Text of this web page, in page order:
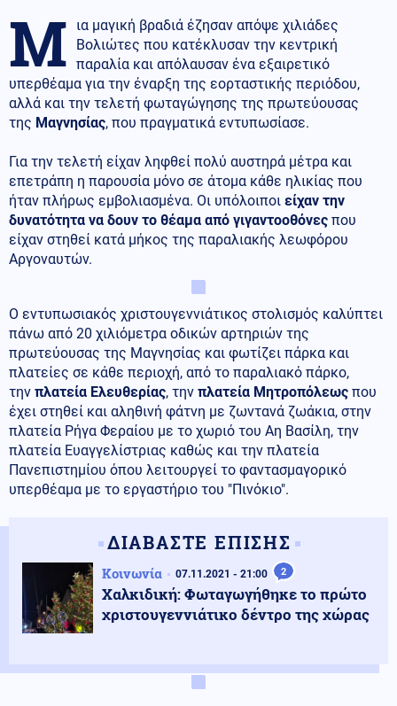
Μ
ια μαγική βραδιά έζησαν απόψε χιλιάδες
Βολιώτες που κατέκλυσαν την κεντρική
παραλία και απόλαυσαν ένα εξαιρετικό
υπερθέαμα για την έναρξη της εορταστικής περιόδου,
αλλά και την τελετή φωταγώγησης της πρωτεύουσας
της Μαγνησίας, που πραγματικά εντυπωσίασε.
Για την τελετή είχαν ληφθεί πολύ αυστηρά μέτρα και
επετράπη η παρουσία μόνο σε άτομα κάθε ηλικίας που
ήταν πλήρως εμβολιασμένα. Οι υπόλοιποι είχαν την
δυνατότητα να δουν το θέαμα από γιγαντοοθόνες που
είχαν στηθεί κατά μήκος της παραλιακής λεωφόρου
Αργοναυτών.
Ο εντυπωσιακός χριστουγεννιάτικος στολισμός καλύπτει
πάνω από 20 χιλιόμετρα οδικών αρτηριών της
πρωτεύουσας της Μαγνησίας και φωτίζει πάρκα και
πλατείες σε κάθε περιοχή, από το παραλιακό πάρκο,
την πλατεία Ελευθερίας, την πλατεία Μητροπόλεως που
έχει στηθεί και αληθινή φάτνη με ζωντανά ζωάκια, στην
πλατεία Ρήγα Φεραίου με το χωριό του Αη Βασίλη, την
πλατεία Ευαγγελίστριας καθώς και την πλατεία
Πανεπιστημίου όπου λειτουργεί το φαντασμαγορικό
υπερθέαμα με το εργαστήριο του "Πινόκιο".
ΔΙΑΒΑΣΤΕ ΕΠΙΣΗΣ
Κοινωνία 07.11.2021 - 21:00 2
Χαλκιδική: Φωταγωγήθηκε το πρώτο
χριστουγεννιάτικο δέντρο της χώρας